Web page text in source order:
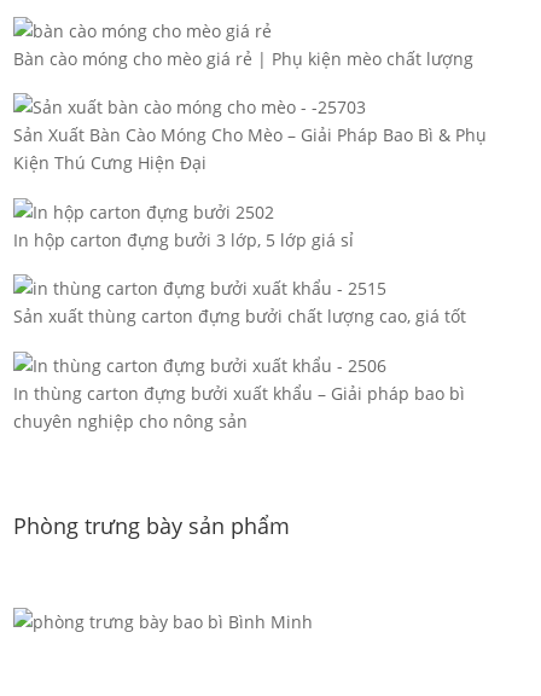
Bàn cào móng cho mèo giá rẻ | Phụ kiện mèo chất lượng
Sản Xuất Bàn Cào Móng Cho Mèo – Giải Pháp Bao Bì & Phụ
Kiện Thú Cưng Hiện Đại
In hộp carton đựng bưởi 3 lớp, 5 lớp giá sỉ
Sản xuất thùng carton đựng bưởi chất lượng cao, giá tốt
In thùng carton đựng bưởi xuất khẩu – Giải pháp bao bì
chuyên nghiệp cho nông sản
Phòng trưng bày sản phẩm